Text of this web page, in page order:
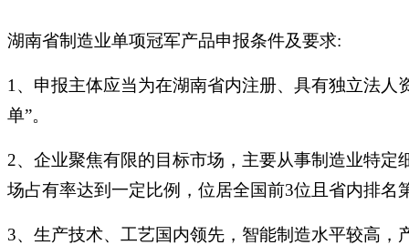
湖南省制造业单项冠军产品申报条件及要求:
1、申报主体应当为在湖南省内注册、具有独立法
单”。
2、企业聚焦有限的目标市场，主要从事制造业特
场占有率达到一定比例，位居全国前3位且省内排名
3、生产技术、工艺国内领先，智能制造水平较高